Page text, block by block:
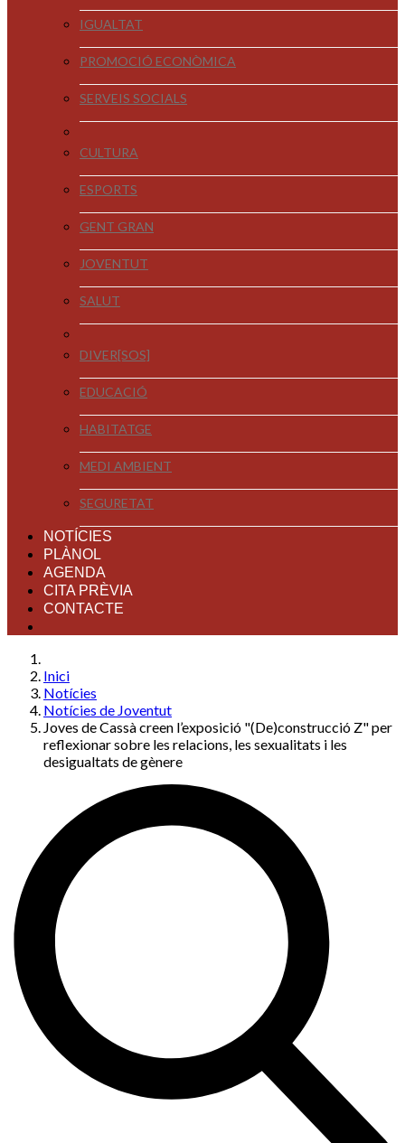
IGUALTAT
PROMOCIÓ ECONÒMICA
SERVEIS SOCIALS
CULTURA
ESPORTS
GENT GRAN
JOVENTUT
SALUT
DIVER[SOS]
EDUCACIÓ
HABITATGE
MEDI AMBIENT
SEGURETAT
NOTÍCIES
PLÀNOL
AGENDA
CITA PRÈVIA
CONTACTE
Inici
Notícies
Notícies de Joventut
Joves de Cassà creen l’exposició "(De)construcció Z" per
reflexionar sobre les relacions, les sexualitats i les
desigualtats de gènere